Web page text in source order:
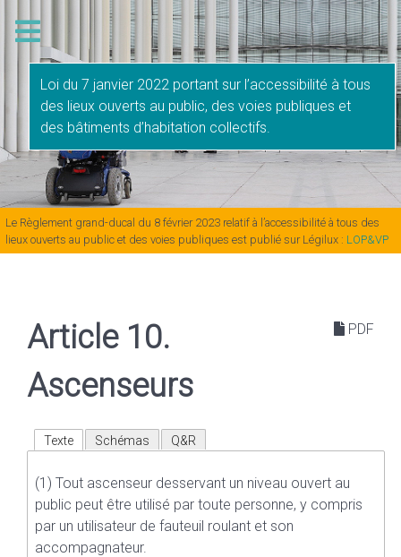
Loi du 7 janvier 2022 portant sur l’accessibilité à tous
des lieux ouverts au public, des voies publiques et
des bâtiments d’habitation collectifs.
Le Règlement grand-ducal du 8 février 2023 relatif à l’accessibilité à tous des
lieux ouverts au public et des voies publiques est publié sur Légilux : LOP&VP
PDF
Article 10.
Ascenseurs
Texte Schémas Q&R
(1) Tout ascenseur desservant un niveau ouvert au
public peut être utilisé par toute personne, y compris
par un utilisateur de fauteuil roulant et son
accompagnateur.